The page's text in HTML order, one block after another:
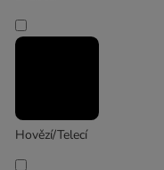
Green Petfood
Greenwoods
Hovězí/Telecí